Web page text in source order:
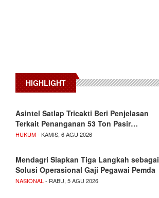
HIGHLIGHT
Asintel Satlap Tricakti Beri Penjelasan
Terkait Penanganan 53 Ton Pasir…
HUKUM- KAMIS, 6 AGU 2026
Mendagri Siapkan Tiga Langkah sebagai
Solusi Operasional Gaji Pegawai Pemda
NASIONAL - RABU, 5 AGU 2026